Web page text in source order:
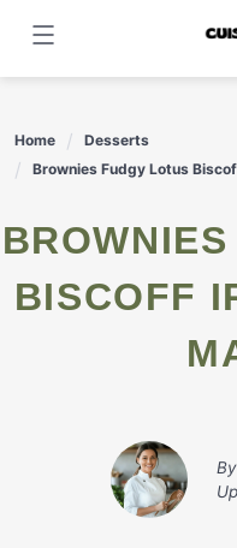
content
Home
Desserts
Brownies Fudgy Lotus
BROWNIES FUDGY LOTUS
BISCOFF
By